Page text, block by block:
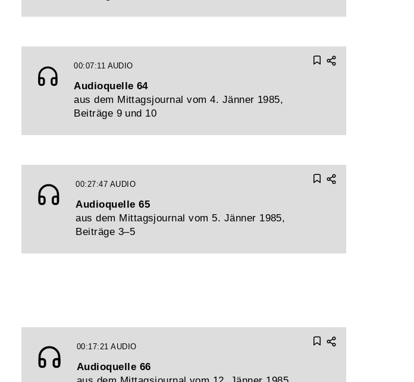
00:07:11 AUDIO
Audioquelle 64
aus dem Mittagsjournal vom 4. Jänner 1985,
Beiträge 9 und 10
00:27:47 AUDIO
Audioquelle 65
aus dem Mittagsjournal vom 5. Jänner 1985,
Beiträge 3–5
00:17:21AUDIO
Audioquelle 66